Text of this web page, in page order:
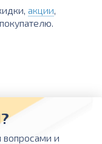
акции,
вопросами и